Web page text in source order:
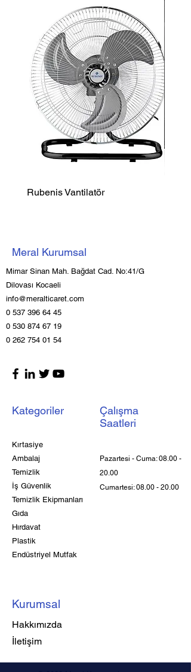
Rubenis Vantilatör
Meral Kurumsal
Mimar Sinan Mah. Bağdat Cad. No:41/G
Dilovası Kocaeli
info@meralticaret.com
0 537 396 64 45
0 530 874 67 19
0 262 754 01 54
Kategoriler
Çalışma
Saatleri
Kırtasiye
Ambalaj
Temizlik
İş Güvenlik
Temizlik Ekipmanları
Gıda
Hırdavat
Plastik
Endüstriyel Mutfak
Pazartesi - Cuma:08.00 -
20.00
Cumartesi:08.00 - 20.00
Kurumsal
Hakkımızda
İletişim